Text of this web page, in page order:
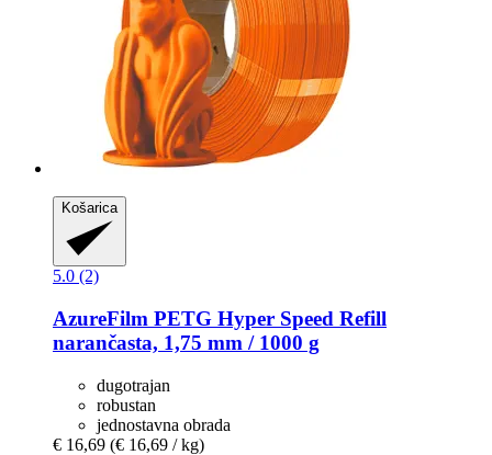
Košarica
5.0 (2)
AzureFilm PETG Hyper Speed Refill
narančasta, 1,75 mm / 1000 g
dugotrajan
robustan
jednostavna obrada
€ 16,69 (€ 16,69 / kg)